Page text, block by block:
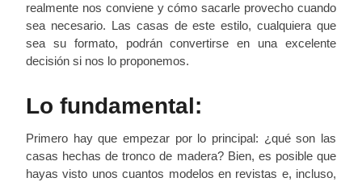
realmente nos conviene y cómo sacarle provecho cuando
sea necesario. Las casas de este estilo, cualquiera que
sea su formato, podrán convertirse en una excelente
decisión si nos lo proponemos.
Lo fundamental:
Primero hay que empezar por lo principal: ¿qué son las
casas hechas de tronco de madera? Bien, es posible que
hayas visto unos cuantos modelos en revistas e, incluso,